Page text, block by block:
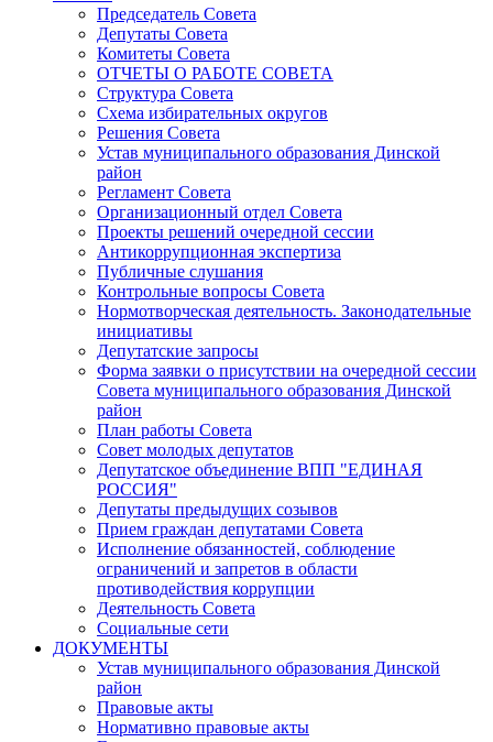
Председатель Совета
Депутаты Совета
Комитеты Совета
ОТЧЕТЫ О РАБОТЕ СОВЕТА
Структура Совета
Схема избирательных округов
Решения Совета
Устав муниципального образования Динской
район
Регламент Совета
Организационный отдел Совета
Проекты решений очередной сессии
Антикоррупционная экспертиза
Публичные слушания
Контрольные вопросы Совета
Нормотворческая деятельность. Законодательные
инициативы
Депутатские запросы
Форма заявки о присутствии на очередной сессии
Совета муниципального образования Динской
район
План работы Совета
Совет молодых депутатов
Депутатское объединение ВПП "ЕДИНАЯ
РОССИЯ"
Депутаты предыдущих созывов
Прием граждан депутатами Совета
Исполнение обязанностей, соблюдение
ограничений и запретов в области
противодействия коррупции
Деятельность Совета
Социальные сети
ДОКУМЕНТЫ
Устав муниципального образования Динской
район
Правовые акты
Нормативно правовые акты